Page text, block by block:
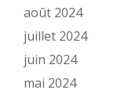
août 2024
juillet 2024
juin 2024
mai 2024